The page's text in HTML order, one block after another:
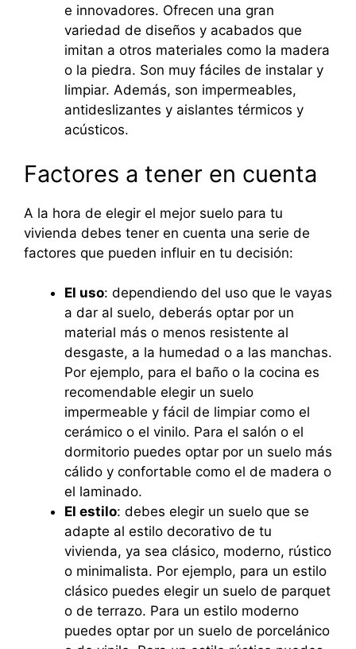
e innovadores. Ofrecen una gran
variedad de diseños y acabados que
imitan a otros materiales como la madera
o la piedra. Son muy fáciles de instalar y
limpiar. Además, son impermeables,
antideslizantes y aislantes térmicos y
acústicos.
Factores a tener en cuenta
A la hora de elegir el mejor suelo para tu
vivienda debes tener en cuenta una serie de
factores que pueden influir en tu decisión:
El uso: dependiendo del uso que le vayas
a dar al suelo, deberás optar por un
material más o menos resistente al
desgaste, a la humedad o a las manchas.
Por ejemplo, para el baño o la cocina es
recomendable elegir un suelo
impermeable y fácil de limpiar como el
cerámico o el vinilo. Para el salón o el
dormitorio puedes optar por un suelo más
cálido y confortable como el de madera o
el laminado.
El estilo: debes elegir un suelo que se
adapte al estilo decorativo de tu
vivienda, ya sea clásico, moderno, rústico
o minimalista. Por ejemplo, para un estilo
clásico puedes elegir un suelo de parquet
o de terrazo. Para un estilo moderno
puedes optar por un suelo de porcelánico